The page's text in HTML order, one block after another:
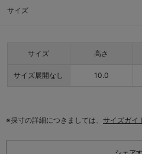
サイズ
サイズ 高さ
サイズ展開なし 10.0
※採寸の詳細につきましては、 サイズガイ